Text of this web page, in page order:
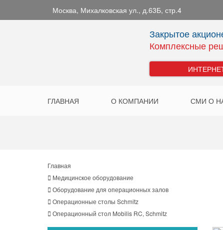
Москва, Михалковская ул., д.63Б, стр.4
Закрытое
Комплексные
ГЛАВНАЯ О КОМПАНИИ СМИ О
Главная
Медицинское оборудование
Оборудование для операционных залов
Oперационные столы Schmitz
Операционный стол Mobilis RC, Schmitz